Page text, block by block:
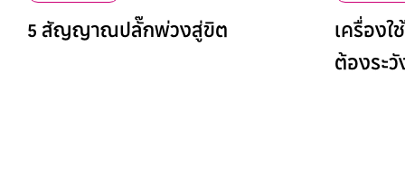
5 สัญญาณปลั๊กพ่วงสู่ขิต
เครื่องใ
ต้องระวั